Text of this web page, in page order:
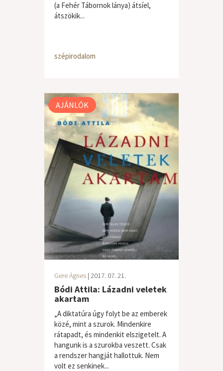
(a Fehér Tábornok lánya) átsíel,
átszökik...
szépirodalom
AJÁNLÓK
Gere Ágnes | 2017. 07. 21.
Bódi Attila: Lázadni veletek
akartam
„A diktatúra úgy folyt be az emberek
közé, mint a szurok. Mindenkire
rátapadt, és mindenkit elszigetelt. A
hangunk is a szurokba veszett. Csak
a rendszer hangját hallottuk. Nem
volt ez senkinek...